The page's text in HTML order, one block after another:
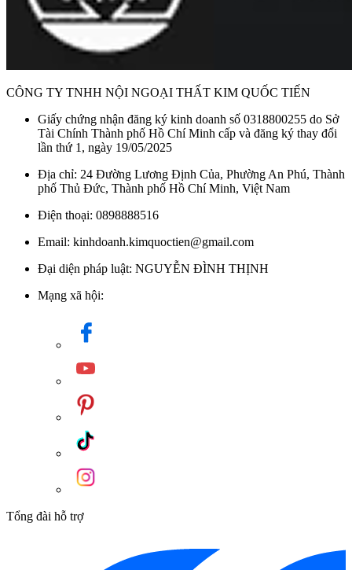
CÔNG TY TNHH NỘI NGOẠI THẤT KIM QUỐC TIẾN
Giấy chứng nhận đăng ký kinh doanh số 0318800255 do Sở
Tài Chính Thành phố Hồ Chí Minh cấp và đăng ký thay đổi
lần thứ 1, ngày 19/05/2025
Địa chỉ: 24 Đường Lương Định Của, Phường An Phú, Thành
phố Thủ Đức, Thành phố Hồ Chí Minh, Việt Nam
Điện thoại: 0898888516
Email: kinhdoanh.kimquoctien@gmail.com
Đại diện pháp luật: NGUYỄN ĐÌNH THỊNH
Mạng xã hội:
Tổng đài hỗ trợ